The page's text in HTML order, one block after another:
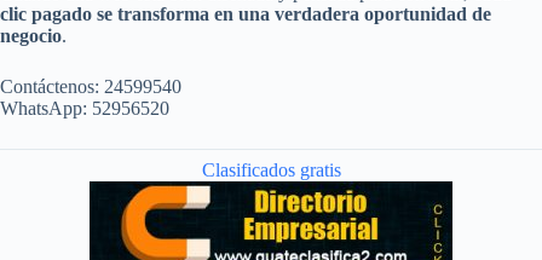
clic pagado se transforma en una verdadera oportunidad de
negocio.
Contáctenos: 24599540
WhatsApp: 52956520
Clasificados gratis